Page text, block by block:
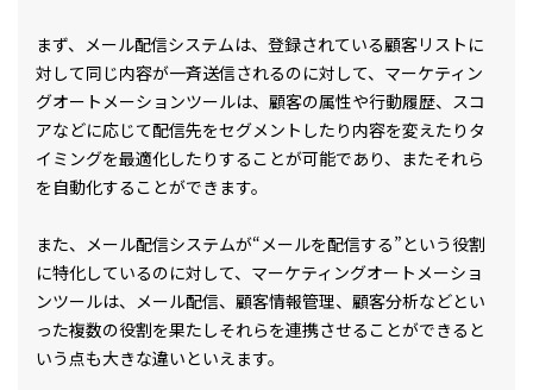
まず、メール配信システムは、登録されている顧客リストに
対して同じ内容が一斉送信されるのに対して、マーケティン
グオートメーションツールは、顧客の属性や行動履歴、スコ
アなどに応じて配信先をセグメントしたり内容を変えたりタ
イミングを最適化したりすることが可能であり、またそれら
を自動化することができます。
また、メール配信システムが“メールを配信する”という役割
に特化しているのに対して、マーケティングオートメーショ
ンツールは、メール配信、顧客情報管理、顧客分析などとい
った複数の役割を果たしそれらを連携させることができると
いう点も大きな違いといえます。